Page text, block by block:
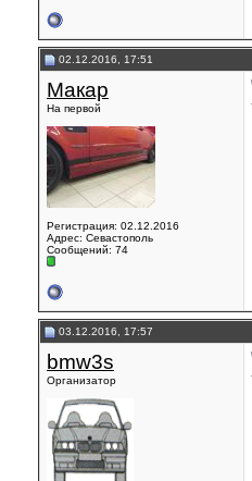
02.12.2016, 17:51
Макар
На первой
Регистрация: 02.12.2016
Адрес: Севастополь
Сообщений: 74
03.12.2016, 17:57
bmw3s
Организатор